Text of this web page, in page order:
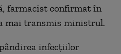
farmacist confirmat în
mai transmis ministrul.
infecţiilor